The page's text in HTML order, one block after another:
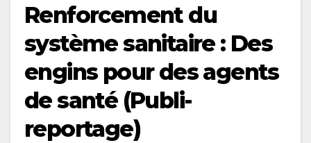
Renforcement du
système sanitaire : Des
engins pour des agents
de santé (Publi-
reportage)